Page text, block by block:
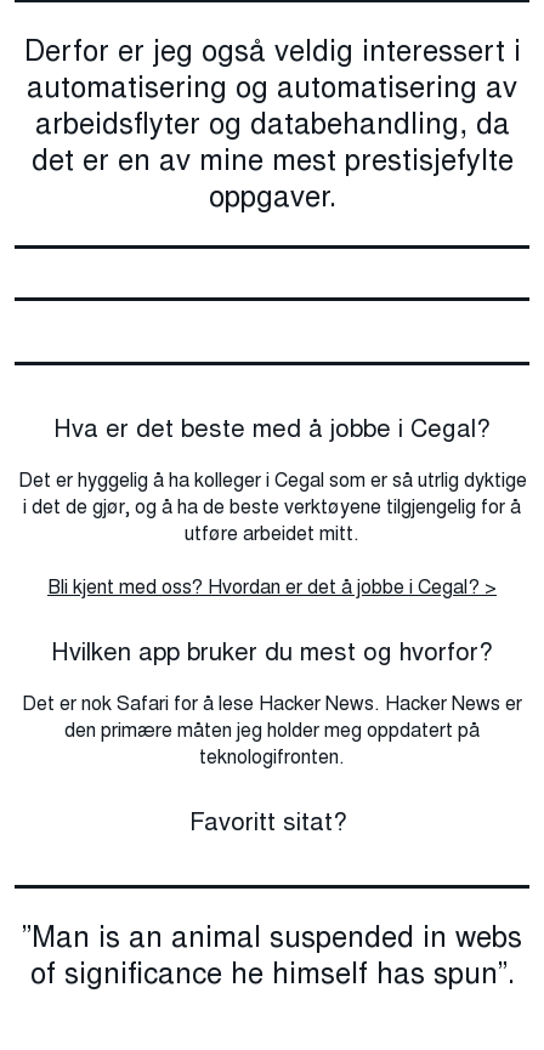
Derfor er jeg også veldig interessert i
automatisering og automatisering av
arbeidsflyter og databehandling, da
det er en av mine mest prestisjefylte
oppgaver.
Hva er det beste med å jobbe i Cegal?
Det er hyggelig å ha kolleger i Cegal som er så utrlig dyktige
i det de gjør, og å ha de beste verktøyene tilgjengelig for å
utføre arbeidet mitt.
Bli kjent med oss? Hvordan er det å jobbe i Cegal? >
Hvilken app bruker du mest og hvorfor?
Det er nok Safari for å lese Hacker News. Hacker News er
den primære måten jeg holder meg oppdatert på
teknologifronten.
Favoritt sitat?
”Man is an animal suspended in webs
of significance he himself has spun”.